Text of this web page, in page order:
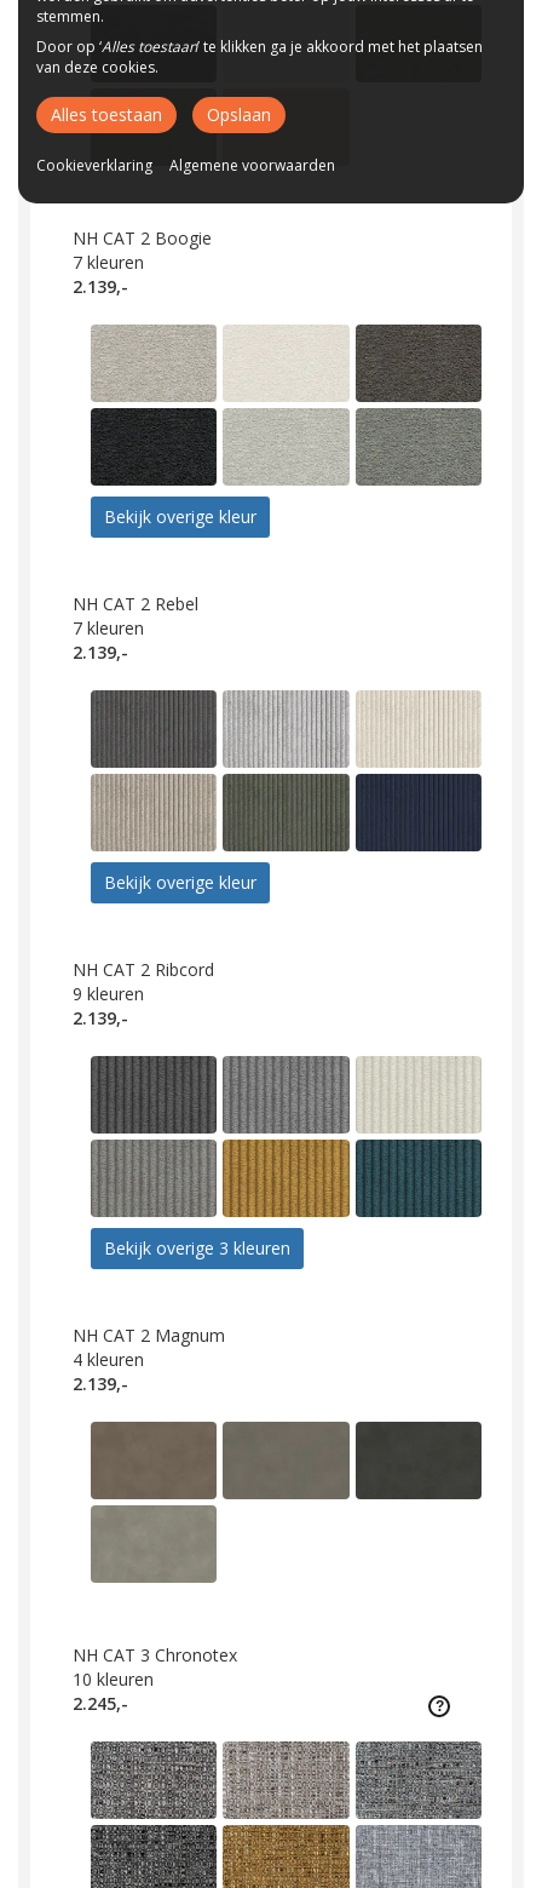
NH CAT 2 Boogie
7 kleuren
2.139,-
Bekijk overige kleur
NH CAT 2 Rebel
7 kleuren
2.139,-
Bekijk overige kleur
NH CAT 2 Ribcord
9 kleuren
2.139,-
Bekijk overige 3 kleuren
NH CAT 2 Magnum
4 kleuren
2.139,-
NH CAT 3 Chronotex
10 kleuren
2.245,-
stemmen.
Door op ‘Alles toestaan’ te klikken ga je akkoord met het plaatsen
van deze cookies.
Alles toestaan Opslaan
Cookieverklaring Algemene voorwaarden